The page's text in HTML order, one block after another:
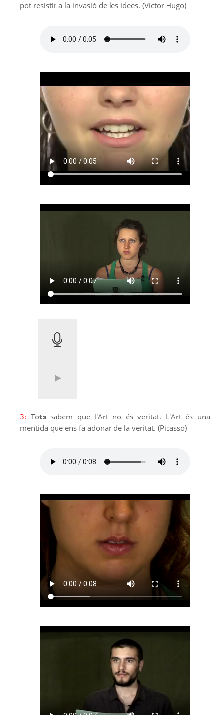
pot resistir a la invasió de les idees. (Víctor Hugo)
3: Totssabem que l'Art no és veritat. L'Art és una
mentida que ens fa adonar de la veritat. (Picasso)